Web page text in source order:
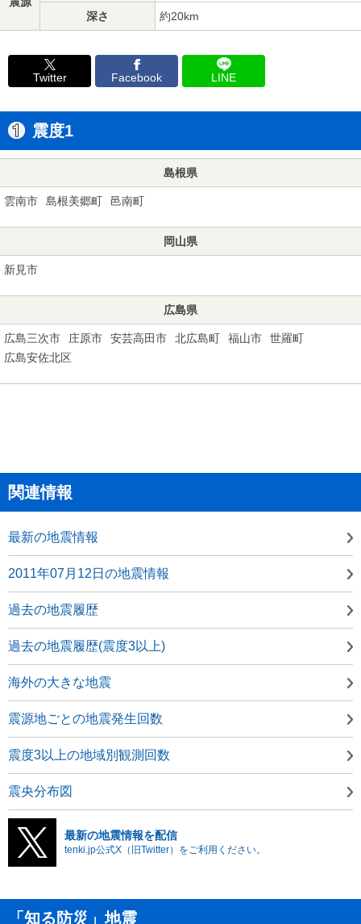
深さ 約20km
Twitter Facebook LINE
震度1
島根県
雲南市 島根美郷町 邑南町
岡山県
新見市
広島県
広島三次市 庄原市 安芸高田市 北広島町 福山市
世羅町
広島安佐北区
関連情報
最新の地震情報
2011年07月12日の地震情報
過去の地震履歴
過去の地震履歴(震度3以上)
海外の大きな地震
震源地ごとの地震発生回数
震度3以上の地域別観測回数
震央分布図
最新の地震情報を配信
tenki.jp公式X（旧Twitter）をご利用ください。
「知る防災」地震